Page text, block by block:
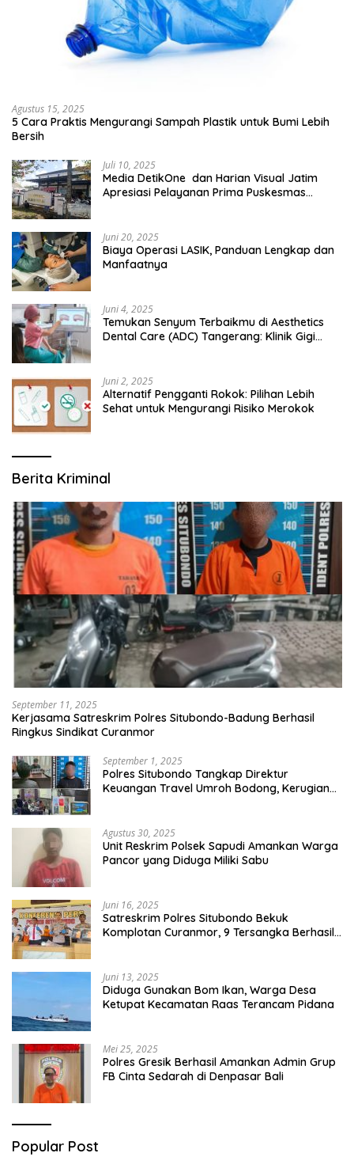
Agustus 15, 2025
5 Cara Praktis Mengurangi Sampah Plastik untuk Bumi Lebih
Bersih
Juli 10, 2025
Media DetikOne dan Harian Visual Jatim
Apresiasi Pelayanan Prima Puskesmas
Juni 20, 2025
Biaya Operasi LASIK, Panduan Lengkap dan
Manfaatnya
Juni 4, 2025
Temukan Senyum Terbaikmu di Aesthetics
Dental Care (ADC) Tangerang: Klinik Gigi
Juni 2, 2025
Alternatif Pengganti Rokok: Pilihan Lebih
Sehat untuk Mengurangi Risiko Merokok
Berita Kriminal
September 11, 2025
Kerjasama Satreskrim Polres Situbondo-Badung Berhasil
Ringkus Sindikat Curanmor
September 1, 2025
Polres Situbondo Tangkap Direktur
Keuangan Travel Umroh Bodong, Kerugian
Agustus 30, 2025
Unit Reskrim Polsek Sapudi Amankan Warga
Pancor yang Diduga Miliki Sabu
Juni 16, 2025
Satreskrim Polres Situbondo Bekuk
Komplotan Curanmor, 9 Tersangka Berhasil
Juni 13, 2025
Diduga Gunakan Bom Ikan, Warga Desa
Ketupat Kecamatan Raas Terancam Pidana
Mei 25, 2025
Polres Gresik Berhasil Amankan Admin Grup
FB Cinta Sedarah di Denpasar Bali
Popular Post